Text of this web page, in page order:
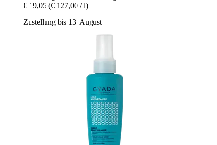
€ 19,05 (€ 127,00 / l)
Zustellung bis 13. August